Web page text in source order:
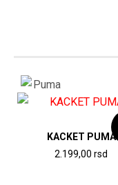
KACKET PUMA
2.199,00rsd